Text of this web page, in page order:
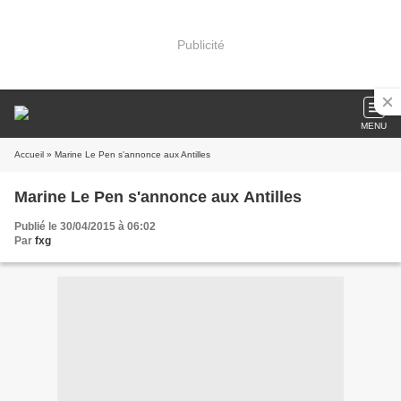
Publicité
MENU
Accueil » Marine Le Pen s'annonce aux Antilles
Marine Le Pen s'annonce aux Antilles
Publié le 30/04/2015 à 06:02
Par fxg